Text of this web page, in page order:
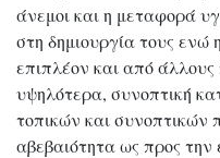
άνεμοι και η μεταφορά
στη δημιουργία τους ενώ
επιπλέον και από
υψηλότερα, συνοπτική
τοπικών και συνοπτικών
αβεβαιότητα ως προς την